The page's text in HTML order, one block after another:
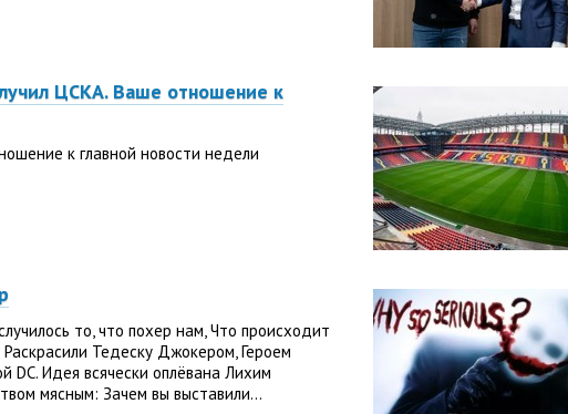
ЦСКА. Ваше отношение к
к главной новости недели
то, что похер нам, Что происходит
Раскрасили Тедеску Джокером, Героем
DC. Идея всячески оплёвана Лихим
мясным: Зачем вы выставили...